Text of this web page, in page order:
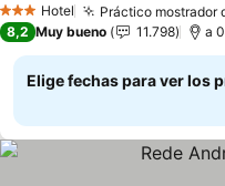
3 Estrellas
Hotel Práctico mostrador
8,2 Muy bueno 11.798 a
Elige fechas para ver los